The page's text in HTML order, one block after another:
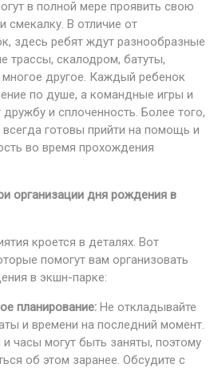
в полной мере проявить свою
смекалку. В отличие от
здесь ребят ждут разнообразные
трассы, скалодром, батуты,
многое другое. Каждый ребенок
по душе, а командные игры и
и сплоченность. Более того,
готовы прийти на помощь и
во время прохождения
организации дня рождения в
кроется в деталях. Вот
помогут вам организовать
в экшн-парке:
планирование: Не откладывайте
и времени на последний момент.
часы могут быть заняты, поэтому
об этом заранее. Обсудите с